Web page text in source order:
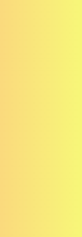
chọn thời
bữa ăn chính
buổi tối.
ăn gần thời
dung nạp.
ăn có chất
thể uống vào
uống buổi tối
nên chia
liều cùng